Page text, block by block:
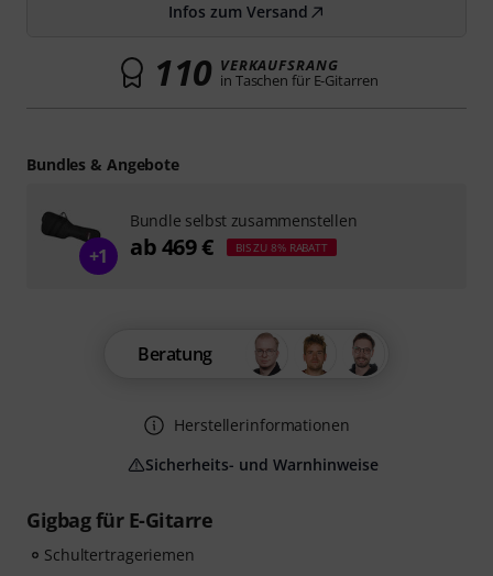
Gigbag für E-Gitarre
Schultertrageriemen
Infos zum Versand
110 VERKAUFSRANG
in Taschen für E-Gitarren
Beratung
Herstellerinformationen
Sicherheits- und Warnhinweise
Bundles & Angebote
+1
Bundle selbst zusammenstellen
ab 469 € BIS ZU 8% RABATT